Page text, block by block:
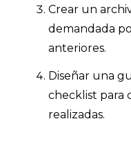
Crear un
demandada
anteriores.
Diseñar una
checklist para
realizadas.